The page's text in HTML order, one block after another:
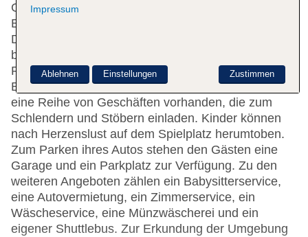
Gäste Zugang zum Internet. Hilfestellung bei der
Buchung von Ausflügen wird am Tourdesk geboten.
Das Haus verfügt über eine Reihe von
behindertengerechten Einrichtungen.
Rollstuhlgerechte Einrichtungen sind vorhanden.
Behagliche Atmosphäre schafft ein Kamin. Es ist
eine Reihe von Geschäften vorhanden, die zum
Schlendern und Stöbern einladen. Kinder können
nach Herzenslust auf dem Spielplatz herumtoben.
Zum Parken ihres Autos stehen den Gästen eine
Garage und ein Parkplatz zur Verfügung. Zu den
weiteren Angeboten zählen ein Babysitterservice,
eine Autovermietung, ein Zimmerservice, ein
Wäscheservice, eine Münzwäscherei und ein
eigener Shuttlebus. Zur Erkundung der Umgebung
Impressum
Zustimmen
Ablehnen Einstellungen